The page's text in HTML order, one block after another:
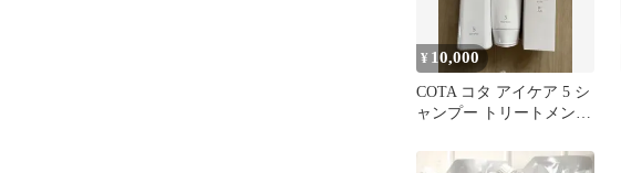
¥ 10,000
COTA コタ アイケア 5 シ
ャンプー トリートメント